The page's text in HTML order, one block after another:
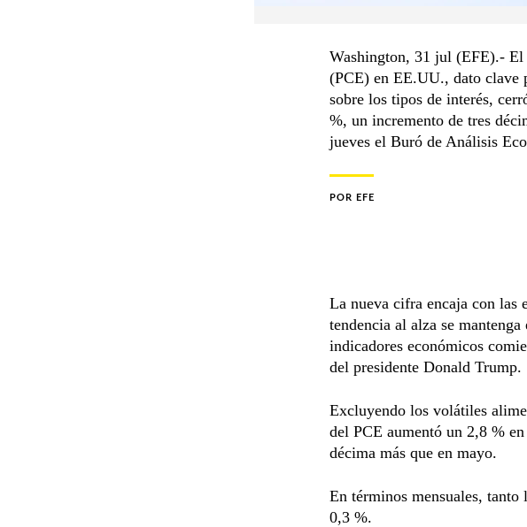
Washington, 31 jul (EFE).- El
(PCE) en EE.UU., dato clave
sobre los tipos de interés,
%, un incremento de tres
jueves el Buró de Análisis
POR EFE
La nueva cifra encaja con las
tendencia al alza se
indicadores económicos
del presidente Donald Trump.
Excluyendo los volátiles
del PCE aumentó un 2,8 %
décima más que en mayo.
En términos mensuales, tanto
0,3 %.